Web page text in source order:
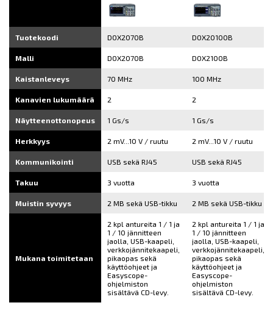
Tuotekoodi DOX2070B DOX20100B
Malli DOX2070B DOX2100B
Kaistanleveys 70 MHz 100 MHz
Kanavien lukumäärä 2 2
Näytteenottonopeus 1 Gs/s 1 Gs/s
Herkkyys 2 mV...10 V / ruutu 2 mV...10 V / ruutu
Kommunikointi USB sekä RJ45 USB sekä RJ45
Takuu 3 vuotta 3 vuotta
Muistin syvyys 2 MB sekä USB-tikku 2 MB sekä USB-tikku
Mukana toimitetaan
2 kpl antureita 1 / 1 ja
1 / 10 jännitteen
jaolla, USB-kaapeli,
verkkojännitekaapeli,
pikaopas sekä
käyttöohjeet ja
Easyscope-
ohjelmiston
sisältävä CD-levy.
2 kpl antureita 1 / 1 ja
1 / 10 jännitteen
jaolla, USB-kaapeli,
verkkojännitekaapeli,
pikaopas sekä
käyttöohjeet ja
Easyscope-
ohjelmiston
sisältävä CD-levy.